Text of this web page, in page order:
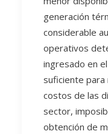
generación
considerable
operativos
ingresado en
suficiente
costos de las
sector,
obtención de